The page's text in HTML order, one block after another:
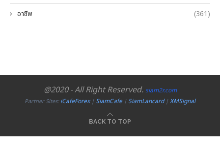
อาชีพ (361)
@2020 - All Right Reserved. siam2r.com
Partner Sites:iCafeForex|SiamCafe|SiamLancard|XMSignal
BACK TO TOP